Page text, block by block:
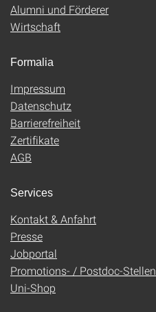
Alumni und Förderer
Wirtschaft
Formalia
Impressum
Datenschutz
Barrierefreiheit
Zertifikate
AGB
Services
Kontakt & Anfahrt
Presse
Jobportal
Promotions- / Postdoc-Stellen
Uni-Shop